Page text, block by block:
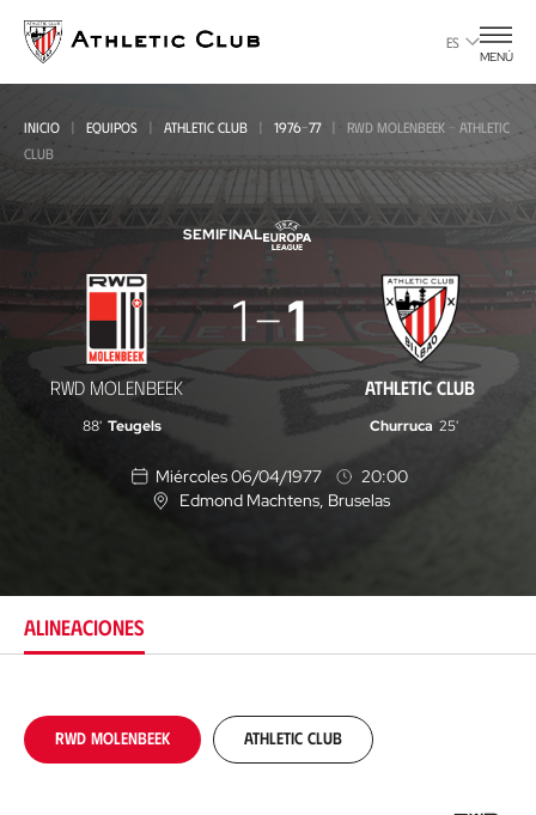
contenido
principal
ES
MENÚ
INICIO EQUIPOS ATHLETIC CLUB 1976-77
RWD MOLENBEEK - ATHLETIC
CLUB
SEMIFINAL
RWD
Molenbeek
-
Athletic
RWD MOLENBEEK
1 1
ATHLETIC CLUB
88' Teugels Churruca 25'
Miércoles 06/04/1977
20:00
U
ó
Edmond Machtens, Bruselas
ALINEACIONES
RWD Molenbeek Athletic Club